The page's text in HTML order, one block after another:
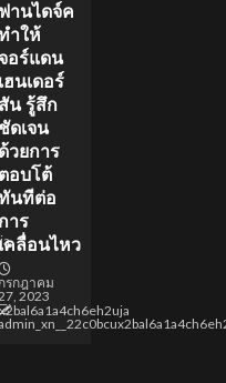
ฟานไดจ์ค
ำให้
อร์แดน
เฮนเดอร์
สัน รู้สึก
ชัดเจน
ด้วยการ
ตอบโต้
นทีต่อ
การ
คลื่อนไหว
กรกฎาคม
2023